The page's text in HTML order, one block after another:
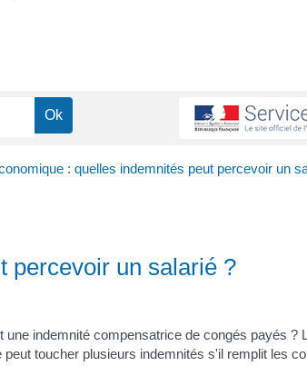
: quelles indemnités peut percevoir un
percevoir un salarié ?
indemnité compensatrice de congés payés ?
toucher plusieurs indemnités s'il remplit les